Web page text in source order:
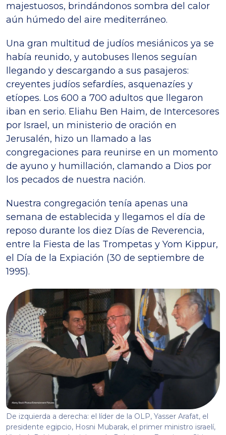
majestuosos, brindándonos sombra del calor
aún húmedo del aire mediterráneo.
Una gran multitud de judíos mesiánicos ya se
había reunido, y autobuses llenos seguían
llegando y descargando a sus pasajeros:
creyentes judíos sefardíes, asquenazíes y
etíopes. Los 600 a 700 adultos que llegaron
iban en serio. Eliahu Ben Haim, de Intercesores
por Israel, un ministerio de oración en
Jerusalén, hizo un llamado a las
congregaciones para reunirse en un momento
de ayuno y humillación, clamando a Dios por
los pecados de nuestra nación.
Nuestra congregación tenía apenas una
semana de establecida y llegamos el día de
reposo durante los diez Días de Reverencia,
entre la Fiesta de las Trompetas y Yom Kippur,
el Día de la Expiación (30 de septiembre de
1995).
De izquierda a derecha: el líder de la OLP, Yasser Arafat, el
presidente egipcio, Hosni Mubarak, el primer ministro israelí,